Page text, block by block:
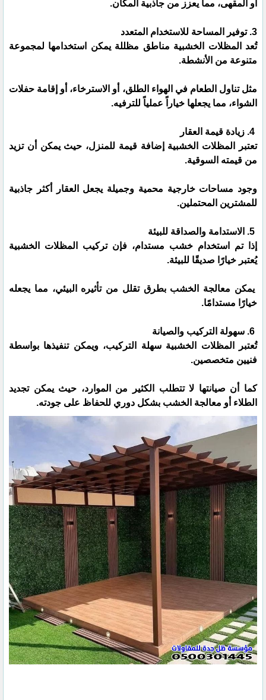
أو المقهى، مما يعزز من جاذبية المكان.
3. توفير المساحة للاستخدام المتعدد
تُعد المظلات الخشبية مناطق مظللة يمكن استخدامها لمجموعة
متنوعة من الأنشطة.
مثل تناول الطعام في الهواء الطلق، أو الاسترخاء، أو إقامة حفلات
الشواء، مما يجعلها خياراً عملياً للترفيه.
تعتبر المظلات الخشبية إضافة قيمة للمنزل، حيث يمكن أن تزيد
من قيمته السوقية.
وجود مساحات خارجية محمية وجميلة يجعل العقار أكثر جاذبية
للمشترين المحتملين.
إذا تم استخدام خشب مستدام، فإن تركيب المظلات الخشبية
يُعتبر خيارًا صديقًا للبيئة.
يمكن معالجة الخشب بطرق تقلل من تأثيره البيئي، مما يجعله
خيارًا مستدامًا.
تُعتبر المظلات الخشبية سهلة التركيب، ويمكن تنفيذها بواسطة
فنيين متخصصين.
كما أن صيانتها لا تتطلب الكثير من الموارد، حيث يمكن تجديد
الطلاء أو معالجة الخشب بشكل دوري للحفاظ على جودته.